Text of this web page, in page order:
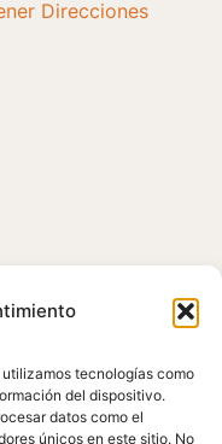
tecnologías como
del dispositivo.
datos como el
únicos en este sitio. No
Direcciones
La información en este sitio
en este sitio no debe